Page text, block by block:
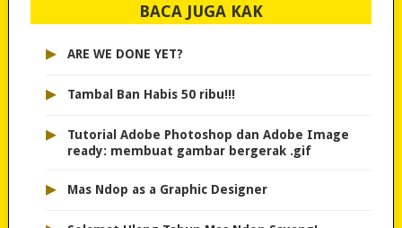
BACA JUGA KAK
▸ ARE WE DONE YET?
▸ Tambal Ban Habis 50 ribu!!!
▸
Tutorial Adobe Photoshop dan Adobe Image
ready: membuat gambar bergerak .gif
▸ Mas Ndop as a Graphic Designer